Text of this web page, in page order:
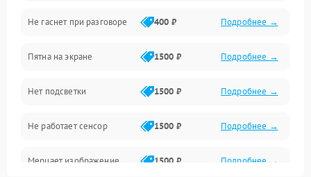
Зарядка
Проблемы с питанием, зарядкой и аккумулятором
Проблемы с работой системы, корпусом и другие
Не гаснет при разговоре 400 ₽ Подробнее →
Пятна на экране 1500 ₽ Подробнее →
Нет подсветки 1500 ₽ Подробнее →
Не работает сенсор 1500 ₽ Подробнее →
Мерцает изображение 1500 ₽ Подробнее →